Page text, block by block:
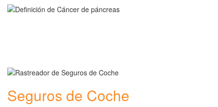
Seguros de Coche